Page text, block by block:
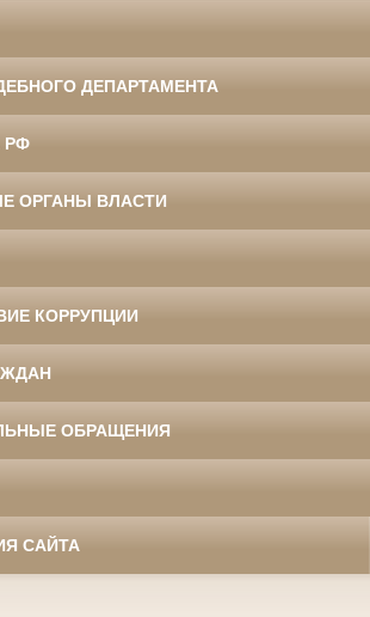
ДЕПАРТАМЕНТА
РФ
ОРГАНЫ ВЛАСТИ
КОРРУПЦИИ
ОБРАЩЕНИЯ
САЙТА